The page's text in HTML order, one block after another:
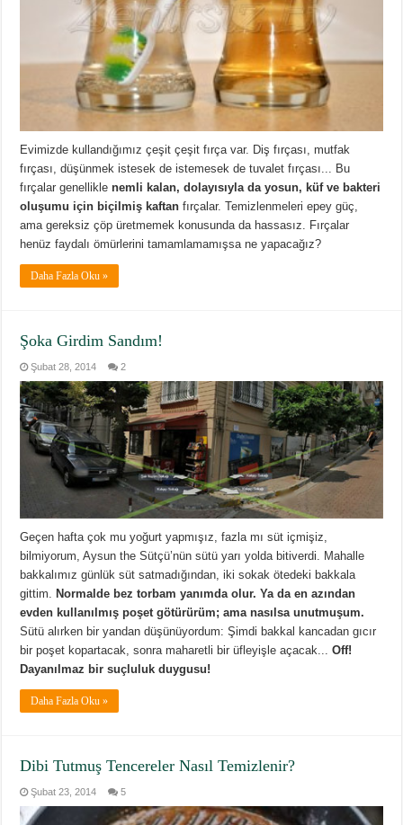
Evimizde kullandığımız çeşit çeşit fırça var. Diş fırçası, mutfak
fırçası, düşünmek istesek de istemesek de tuvalet fırçası... Bu
fırçalar genelliklenemli kalan, dolayısıyla da yosun, küf ve bakteri
oluşumu için biçilmiş kaftan fırçalar. Temizlenmeleri epey güç,
ama gereksiz çöp üretmemek konusunda da hassasız. Fırçalar
henüz faydalı ömürlerini tamamlamamışsa ne yapacağız?
Daha Fazla Oku »
Şoka Girdim Sandım!
Şubat 28, 2014 2
Geçen hafta çok mu yoğurt yapmışız, fazla mı süt içmişiz,
bilmiyorum, Aysun the Sütçü’nün sütü yarı yolda bitiverdi. Mahalle
bakkalımız günlük süt satmadığından, iki sokak ötedeki bakkala
gittim.
Normalde bez torbam yanımda olur. Ya da en azından
evden kullanılmış poşet götürürüm; ama nasılsa unutmuşum.
Sütü alırken bir yandan düşünüyordum: Şimdi bakkal kancadan gıcır
bir poşet kopartacak, sonra maharetli bir üfleyişle açacak...Off!
Dayanılmaz bir suçluluk duygusu!
Daha Fazla Oku »
Dibi Tutmuş Tencereler Nasıl Temizlenir?
Şubat 23, 2014 5